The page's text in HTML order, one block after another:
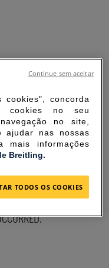
concorda
cookies no seu
no site,
nas nossas
mais informações
Breitling.
TODOS OS COOKIES
Continue sem aceitar